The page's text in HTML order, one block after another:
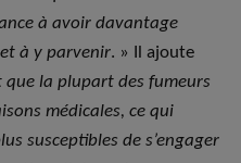
à avoir davantage
à y parvenir. » Il ajoute
que la plupart des fumeurs
médicales, ce qui
susceptibles de s’engager